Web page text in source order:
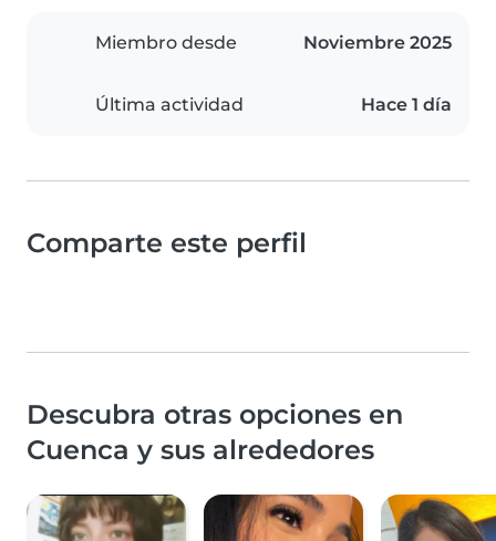
Miembro desde Noviembre 2025
Última actividad Hace 1 día
Comparte este perfil
Descubra otras opciones en
Cuenca y sus alrededores